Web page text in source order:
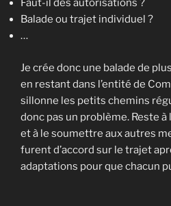
Faut-il des autorisations ?
Balade ou trajet individuel ?
…
Je crée donc une balade de
en restant dans l’entité de
sillonne les petits chemins
donc pas un problème. Reste
et à le soumettre aux autres
furent d’accord sur le trajet
adaptations pour que chacun